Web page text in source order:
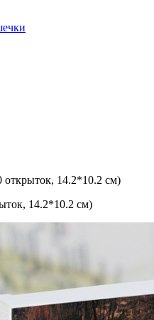
открыток, 14.2*10.2 см)
14.2*10.2 см)